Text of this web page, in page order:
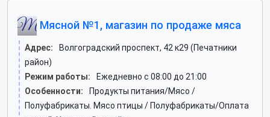
Мясной №1, магазин по продаже мяса
Адрес:
Волгоградский проспект, 42 к29 (Печатники
район)
Режим работы:
Ежедневно с 08:00 до 21:00
Особенности:
Продукты питания/Мясо /
Полуфабрикаты. Мясо птицы / Полуфабрикаты/Оплата